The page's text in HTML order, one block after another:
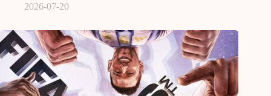
2026-07-20